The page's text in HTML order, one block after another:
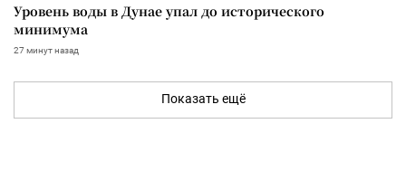
Уровень воды в Дунае упал до исторического
минимума
27 минут назад
Показать ещё